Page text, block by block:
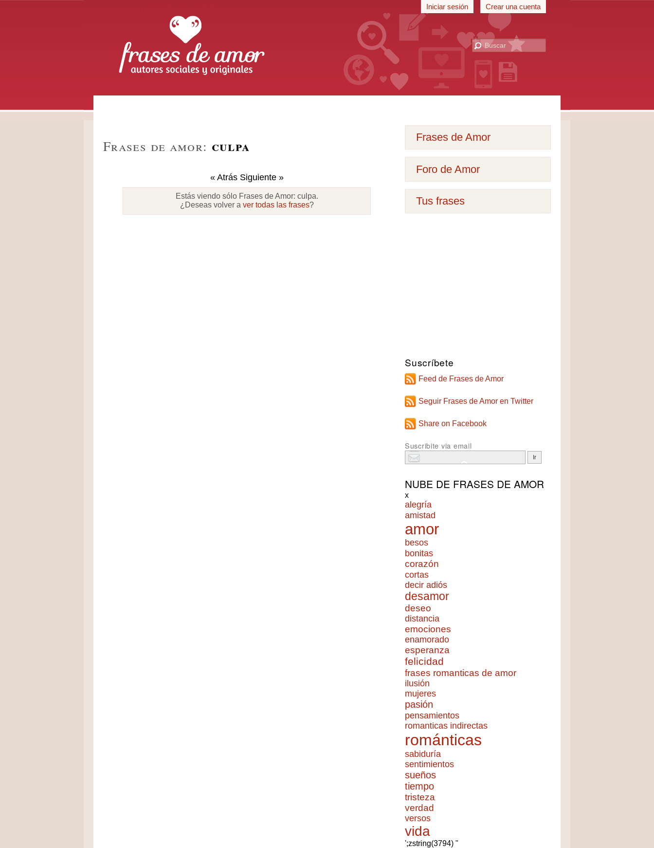
Autores sociales y originales
Iniciar sesión Crear una cuenta
Frases de Amor
Foro de Amor
Tus frases
Frases de amor: culpa
« Atrás Siguiente »
Estás viendo sólo Frases de Amor: culpa.
¿Deseas volver a ver todas las frases?
Suscríbete
Feed de Frases de Amor
Seguir Frases de Amor en Twitter
Share on Facebook
Suscribite via email
NUBE DE FRASES DE AMOR
x
alegría
amistad
amor
besos
bonitas
corazón
cortas
decir adiós
desamor
deseo
distancia
emociones
enamorado
esperanza
felicidad
frases romanticas de amor
ilusión
mujeres
pasión
pensamientos
romanticas indirectas
románticas
sabiduría
sentimientos
sueños
tiempo
tristeza
verdad
versos
vida
';zstring(3794) "